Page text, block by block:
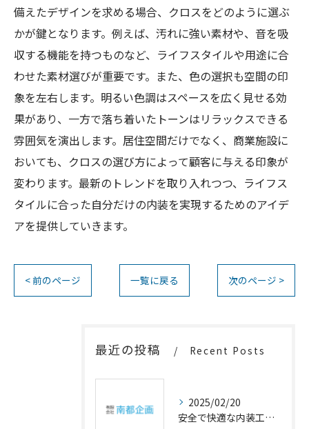
備えたデザインを求める場合、クロスをどのように選ぶ
かが鍵となります。例えば、汚れに強い素材や、音を吸
収する機能を持つものなど、ライフスタイルや用途に合
わせた素材選びが重要です。また、色の選択も空間の印
象を左右します。明るい色調はスペースを広く見せる効
果があり、一方で落ち着いたトーンはリラックスできる
雰囲気を演出します。居住空間だけでなく、商業施設に
おいても、クロスの選び方によって顧客に与える印象が
変わります。最新のトレンドを取り入れつつ、ライフス
タイルに合った自分だけの内装を実現するためのアイデ
アを提供していきます。
< 前のページ 一覧に戻る 次のページ >
最近の投稿 Recent Posts
2025/02/20
安全で快適な内装工事の重要性